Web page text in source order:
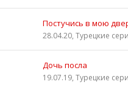
Постучись в мою
28.04.20, Турецкие
Дочь посла
19.07.19, Турецкие